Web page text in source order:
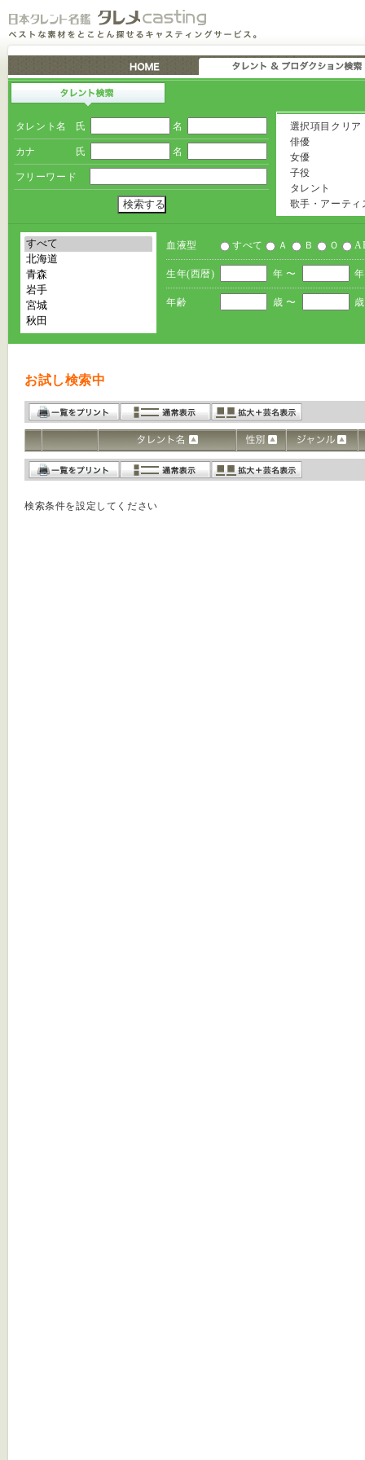
タレント名 氏 名
カナ 氏 名
フリーワード
選択項目クリア
俳優
女優
子役
タレント
歌手・アーティ
血液型 すべて Ａ Ｂ Ｏ
生年(西暦) 年 〜
年齢 歳 〜 歳
お試し検索中
検索条件を設定してください